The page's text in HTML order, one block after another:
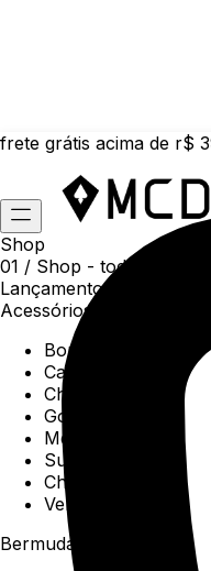
frete grátis acima de r$
Shop
01 / Shop - todas as
Lançamentos da semana
Acessórios
Boné
Carteiras
Chaveiros
Gorros
Meias
Sunga
Chinelos
Ver todos
Bermudas